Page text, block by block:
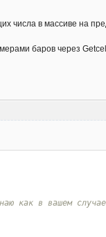
числа в массиве на
баров через
как в вашем